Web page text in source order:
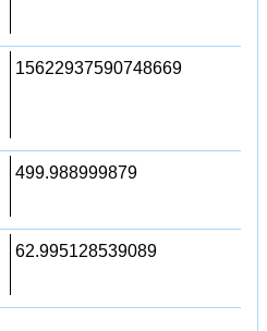
15622937590748669
499.988999879
62.995128539089